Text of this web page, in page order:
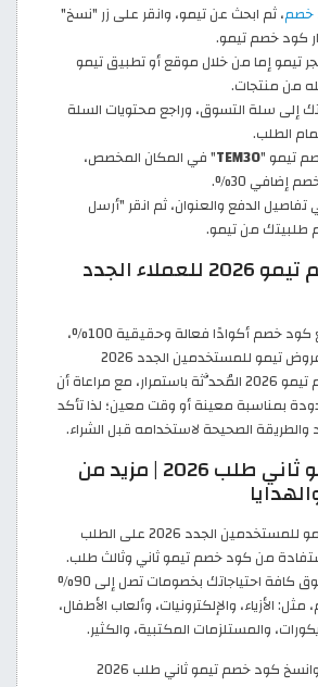
خصم، ثم ابحث عن تيمو، وانقر على زر "نسخ"
كود خصم تيمو.
تيمو إما من خلال موقع أو تطبيق تيمو
من منتجات.
إلى سلة التسوق، وراجع محتويات السلة
الطلب.
تيمو "TEM30" في المكان المخصص،
إضافي 30%.
الدفع والعنوان، ثم انقر "أرسل
طلبيتك من تيمو.
هل أكواد خصم تيمو 2026 للعملاء الجدد
نعم، يقدم لك موقع كود خصم أكوادًا فعالة وحقيقية 100%،
لذا تمتع الآن بأقوى عروض تيمو للمستخدمين الجدد 2026
باستخدام أكواد خصم تيمو 2026 المُحدَّثة باستمرار، مع مراعاة أن
بمناسبة معينة أو وقت معين؛ لذا تأكد
والطريقة الصحيحة لاستخدامه قبل الشراء.
كود خصم تيمو ثاني طلب 2026 | مزيد من
لا تنحصر تخفيضات تيمو للمستخدمين الجدد 2026 على الطلب
من كود خصم تيمو ثاني وثالث طلب.
طبّق الكود الآن وتسوق كافة احتياجاتك بخصومات تصل إلى 90%
الأزياء، والإلكترونيات، وألعاب الأطفال،
والمستلزمات المكتبية، والكثير.
زر موقع كود خصم، وانسخ كود خصم تيمو ثاني طلب 2026